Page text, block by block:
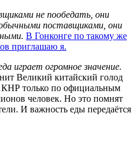
не пообедать, они
поставщиками, они
В Гонконге по такому же
приглашаю я.
играет огромное значение.
Великий китайский голод
КНР только по официальным
человек. Но это помнят
И важность еды передаётся